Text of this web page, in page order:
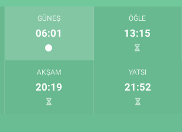
GÜNEŞ
06:01
ÖĞLE
13:15
AKŞAM
20:19
YATSI
21:52